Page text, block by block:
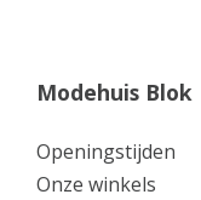
Modehuis Blok
Openingstijden
Onze winkels